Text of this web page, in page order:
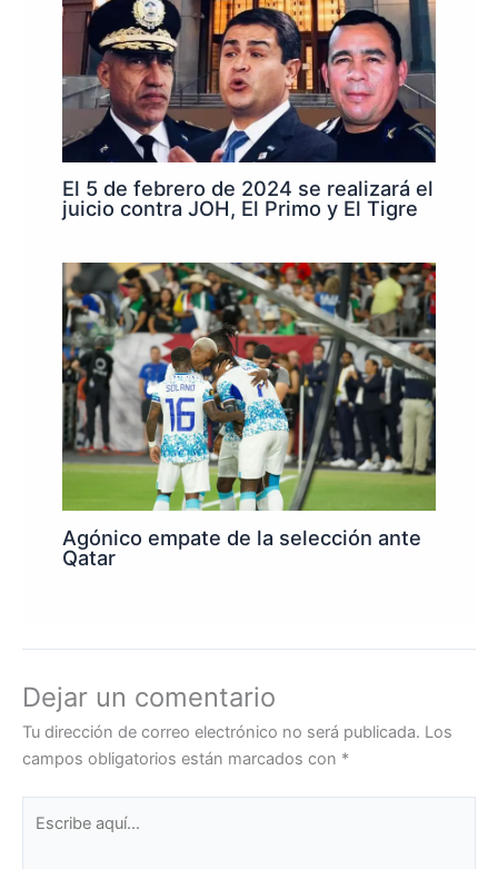
El 5 de febrero de 2024 se realizará el
juicio contra JOH, El Primo y El Tigre
Agónico empate de la selección ante
Qatar
Dejar un comentario
Tu dirección de correo electrónico no será publicada. Los
campos obligatorios están marcados con *